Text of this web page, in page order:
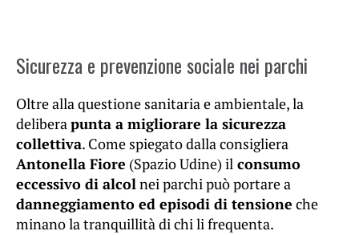
Sicurezza e prevenzione sociale nei parchi
Oltre alla questione sanitaria e ambientale, la
deliberapunta a migliorare la sicurezza
collettiva. Come spiegato dalla consigliera
Antonella Fiore (Spazio Udine) il consumo
eccessivo di alcolnei parchi può portare a
danneggiamento ed episodi di tensione che
minano la tranquillità di chi li frequenta.